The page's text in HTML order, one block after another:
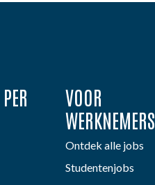
VOOR
WERKNEMERS
Ontdek alle jobs
Studentenjobs